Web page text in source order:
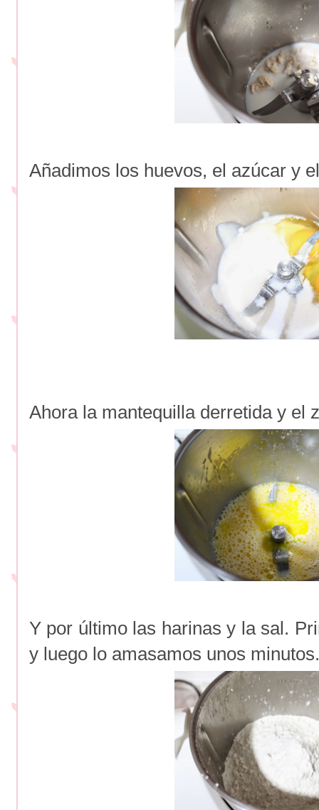
Añadimos los huevos, el azúcar y
Ahora la mantequilla derretida y el
Y por último las harinas y la sal.
y luego lo amasamos unos minutos.